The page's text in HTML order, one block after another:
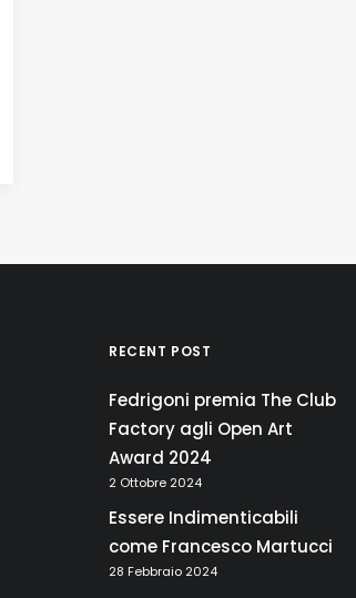
RECENT POST
Fedrigoni premia The Club
Factory agli Open Art
Award 2024
2 Ottobre 2024
Essere Indimenticabili
come Francesco Martucci
28 Febbraio 2024